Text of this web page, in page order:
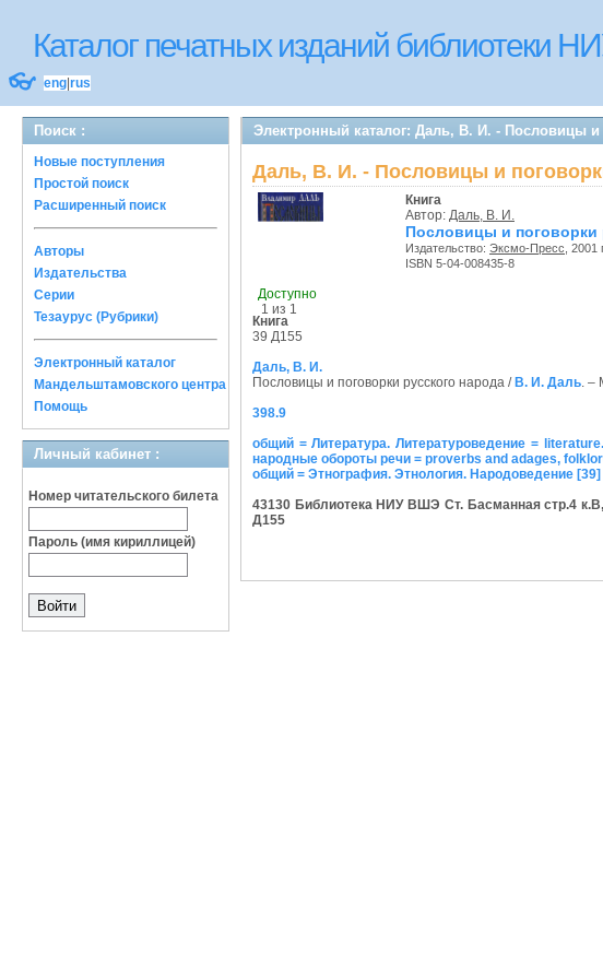
Каталог печатных изданий библиотеки
👓 eng rus
Поиск :
Новые поступления
Простой поиск
Расширенный поиск
Авторы
Издательства
Серии
Тезаурус (Рубрики)
Электронный каталог
Мандельштамовского центра
Помощь
Личный кабинет :
Номер читательского билета
Пароль (имя кириллицей)
Электронный каталог: Даль, В. И. - Пословицы и
Даль, В. И. - Пословицы и
Доступно
1 из 1
Книга
Автор: Даль, В. И.
Пословицы и поговорки
Издательство: Эксмо-Пресс , 2001
ISBN 5-04-008435-8
Книга
39 Д155
Даль, В. И.
Пословицы и поговорки русского народа / В. И. Даль. –
398.9
общий = Литература. Литературоведение =
народные обороты речи = proverbs and adages,
общий = Этнография. Этнология. Народоведение
43130 Библиотека НИУ ВШЭ Ст. Басманная стр.4
Д155